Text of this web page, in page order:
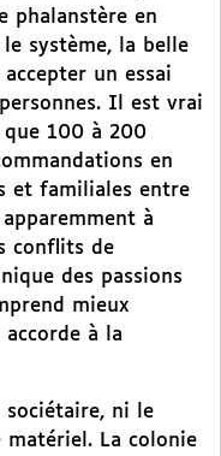
phalanstère en
système, la belle
un essai
Il est vrai
que 100 à 200
en
et familiales entre
à
conflits de
des passions
mieux
accorde à la
sociétaire, ni le
La colonie